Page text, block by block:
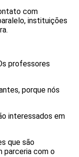
com
instituições
professores
porque nós
interessados em
que são
parceria com o